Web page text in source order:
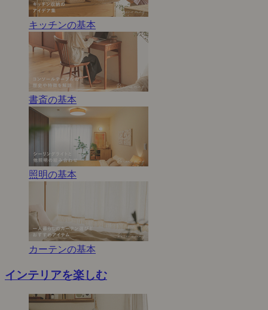
キッチンの基本
書斎の基本
照明の基本
カーテンの基本
インテリアを楽しむ